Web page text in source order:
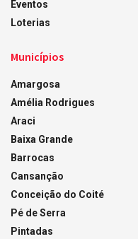
Eventos
Loterias
Municípios
Amargosa
Amélia Rodrigues
Araci
Baixa Grande
Barrocas
Cansanção
Conceição do Coité
Pé de Serra
Pintadas